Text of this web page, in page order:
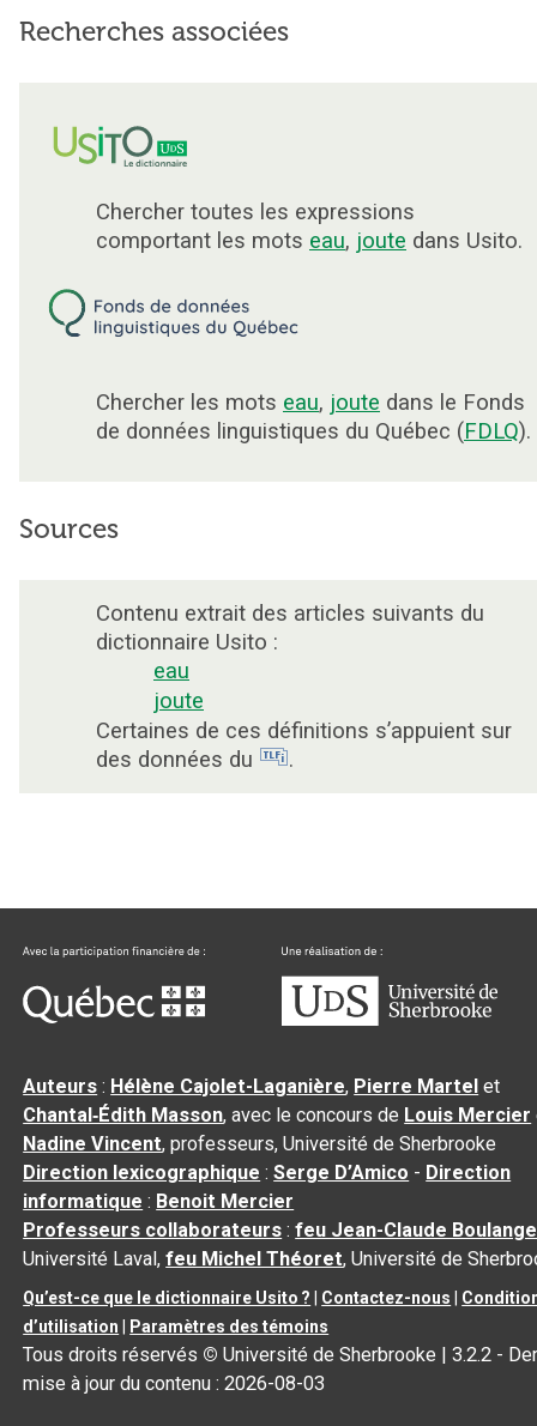
Recherches associées
Chercher toutes les expressions
comportant les mots eau, joute dans Usito.
Chercher les mots eau, joute dans le Fonds
de données linguistiques du Québec (FDLQ).
Sources
Contenu extrait des articles suivants du
dictionnaire Usito :
eau
joute
Certaines de ces définitions s’appuient sur
des données du
.
Auteurs : Hélène Cajolet-Laganière, Pierre Martel et
Chantal‑Édith Masson, avec le concours de Louis Mercier
Nadine Vincent, professeurs, Université de Sherbrooke
Direction lexicographique :Serge D’Amico - Direction
informatique : Benoit Mercier
Professeurs collaborateurs :feu Jean-Claude
Université Laval,feu Michel Théoret, Université de
Qu’est-ce que le dictionnaire Usito ? Contactez-nous
d’utilisation
Paramètres des témoins
Tous droits réservés © Université de Sherbrooke |3.2.2 -
mise à jour du contenu :2026-08-03